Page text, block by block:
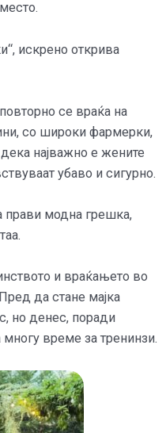
искрено открива
се враќа на
со широки фармерки,
најважно е жените
убаво и сигурно.
прави модна грешка,
и враќањето во
да стане мајка
но денес, поради
време за тренинзи.